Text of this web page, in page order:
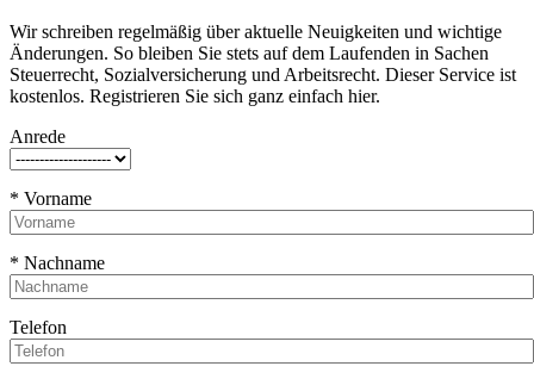
Wir schreiben regelmäßig über aktuelle Neuigkeiten und wichtige
Änderungen. So bleiben Sie stets auf dem Laufenden in Sachen
Steuerrecht, Sozialversicherung und Arbeitsrecht. Dieser Service ist
kostenlos. Registrieren Sie sich ganz einfach hier.
Anrede
* Vorname
* Nachname
Telefon